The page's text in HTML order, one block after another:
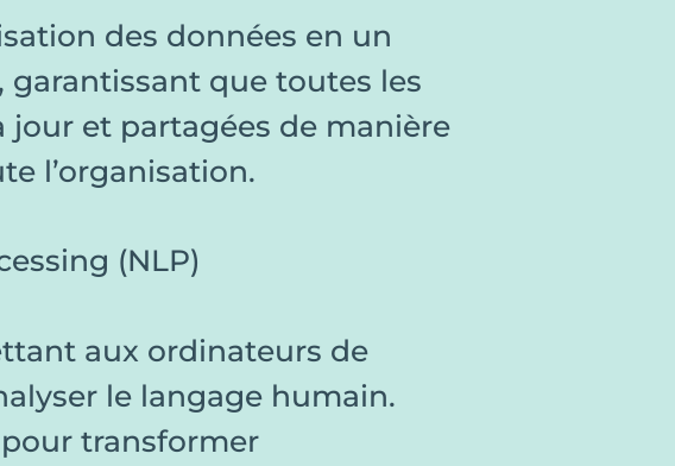
des données en un
que toutes les
et partagées de manière
l’organisation.
(NLP)
aux ordinateurs de
le langage humain.
transformer